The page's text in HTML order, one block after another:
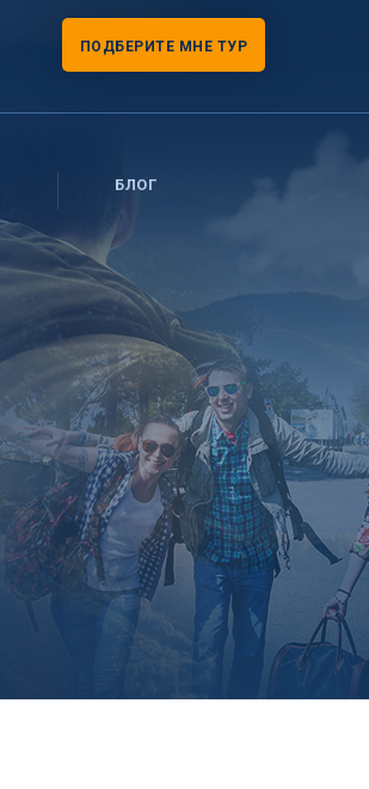
ПОДБЕРИТЕ МНЕ ТУР
БЛОГ